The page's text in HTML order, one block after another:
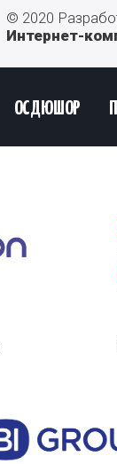
© 2020
Интернет-
ОСДЮШОР